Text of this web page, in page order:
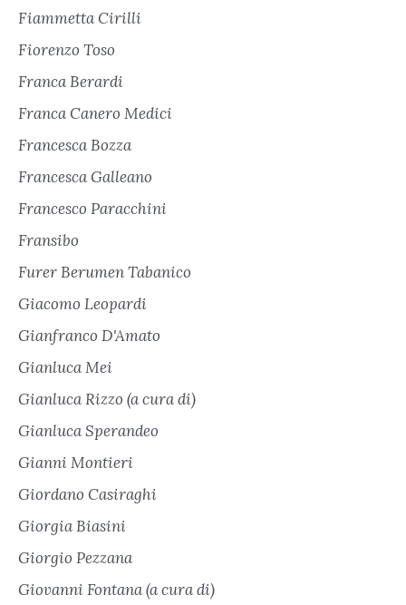
Fiammetta Cirilli
Fiorenzo Toso
Franca Berardi
Franca Canero Medici
Francesca Bozza
Francesca Galleano
Francesco Paracchini
Fransibo
Furer Berumen Tabanico
Giacomo Leopardi
Gianfranco D'Amato
Gianluca Mei
Gianluca Rizzo (a cura di)
Gianluca Sperandeo
Gianni Montieri
Giordano Casiraghi
Giorgia Biasini
Giorgio Pezzana
Giovanni Fontana (a cura di)